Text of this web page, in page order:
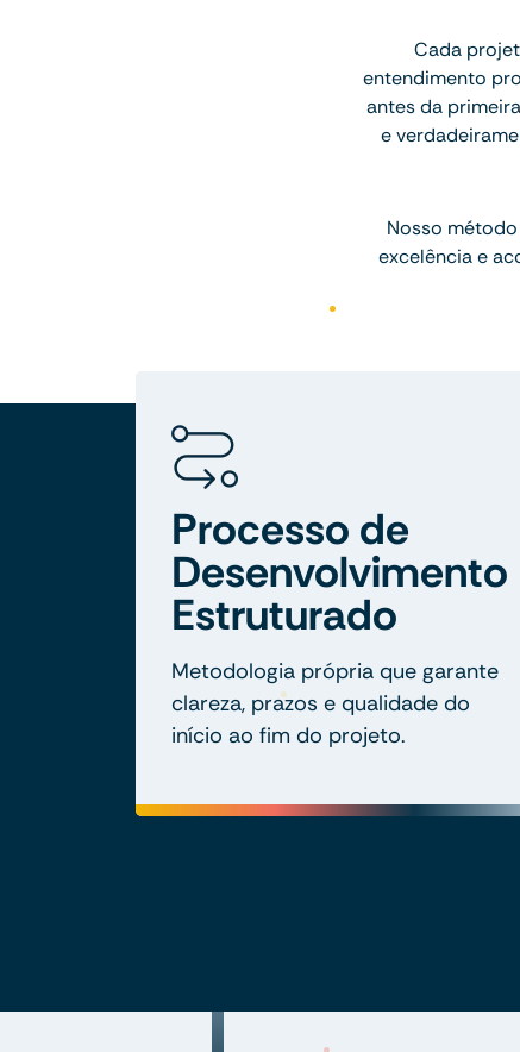
Cada
entendimento
antes da
e
Nosso
excelência e
Processo de
Desenvolvimento
Estruturado
Metodologia própria que garante
clareza, prazos e qualidade do
início ao fim do projeto.